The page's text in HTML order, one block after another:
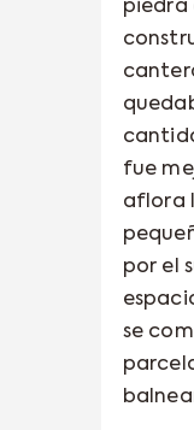
piedra
fue
aflora
por el
se